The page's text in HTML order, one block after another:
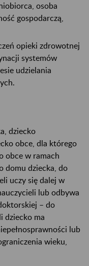
osoba
gospodarczą,
opieki zdrowotnej
systemów
udzielania
dziecko
obce, dla którego
obce w ramach
domu dziecka, do
uczy się dalej w
lub odbywa
– do
dziecko ma
lub
wieku,